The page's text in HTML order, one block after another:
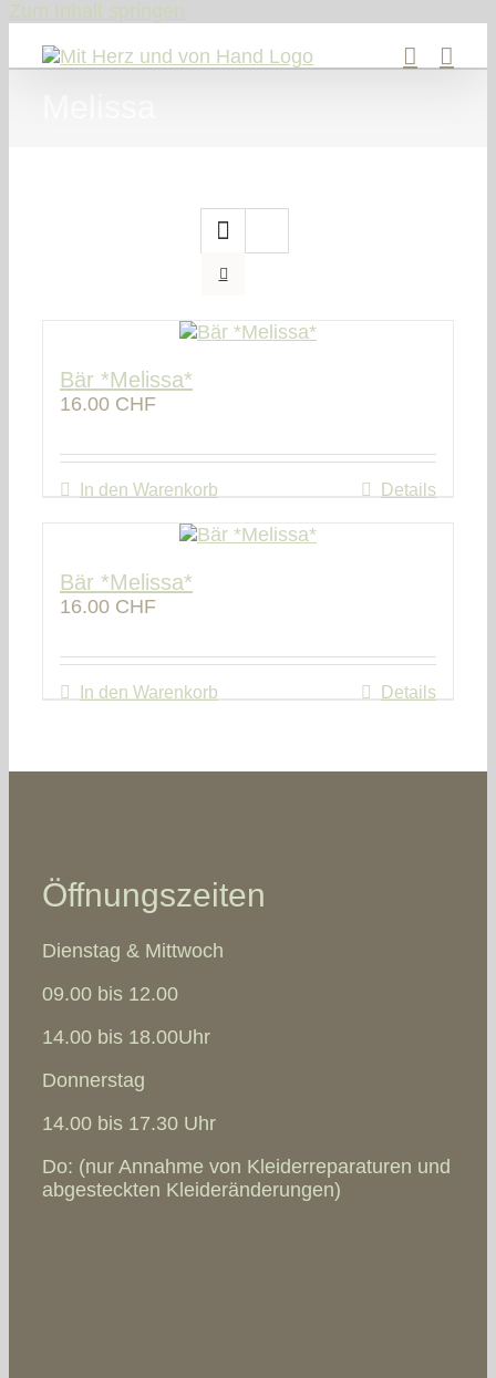
Zum Inhalt springen
Bär *Melissa*
16.00 CHF
In den Warenkorb Details
Bär *Melissa*
16.00 CHF
In den Warenkorb Details
Öffnungszeiten
Dienstag & Mittwoch
09.00 bis 12.00
14.00 bis 18.00Uhr
Donnerstag
14.00 bis 17.30 Uhr
Do: (nur Annahme von Kleiderreparaturen und
abgesteckten Kleideränderungen)